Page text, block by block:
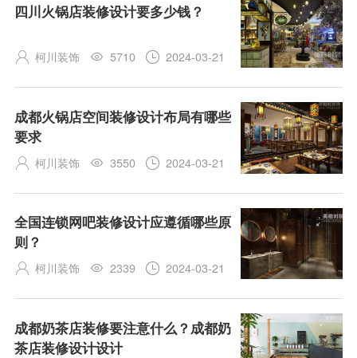
四川火锅店装修设计要多少钱？
 柯川装饰  5710  2024-03-21
成都火锅店空间装修设计布局有哪些
要求
 柯川装饰  3550  2024-03-21
全国连锁网吧装修设计应遵循哪些原
则？
 柯川装饰  2339  2024-03-21
成都奶茶店装修要注意什么？成都奶
茶店装修设计设计